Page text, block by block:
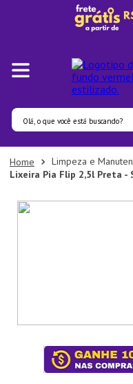
Olá, o que você está
Limpeza e
Lixeira Pia Flip 2,5l Preta -
Termos mais
1º
Panelas
2º
Pratos
7º
Aparelho Jantar
Xicara
Tapete